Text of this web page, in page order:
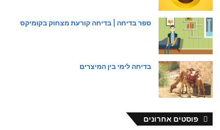
ספר בדיחה | בדיחה קורעת מצחוק בקומיקס
בדיחה לימי בין המיצרים
פוסטים אחרונים